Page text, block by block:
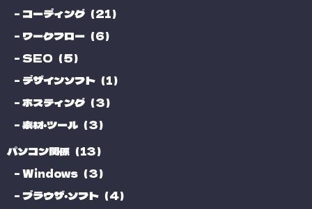
コーディング（21）
ワークフロー（6）
SEO（5）
デザインソフト（1）
ホスティング（3）
素材・ツール（3）
パソコン関係（13）
Windows（3）
ブラウザ・ソフト（4）